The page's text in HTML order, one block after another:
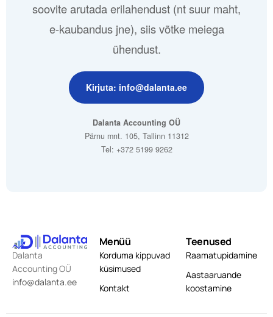
soovite arutada erilahendust (nt suur maht,
e-kaubandus jne), siis võtke meiega
ühendust.
Kirjuta: info@dalanta.ee
Dalanta Accounting OÜ
Pärnu mnt. 105, Tallinn 11312
Tel: +372 5199 9262
Dalanta
Accounting OÜ
info@dalanta.ee
Menüü
Korduma kippuvad
küsimused
Kontakt
Teenused
Raamatupidamine
Aastaaruande
koostamine